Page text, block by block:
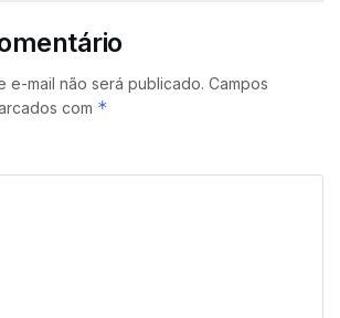
e-mail não será publicado. Campos
com *